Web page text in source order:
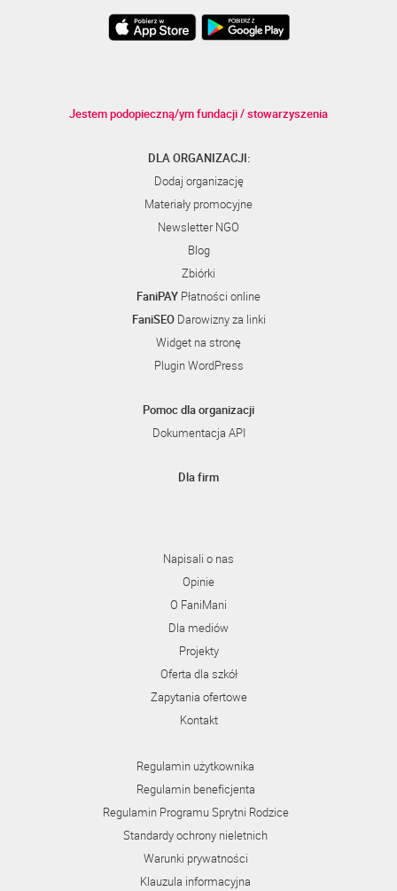
Jestem podopieczną/ym fundacji / stowarzyszenia
DLA ORGANIZACJI:
Dodaj organizację
Materiały promocyjne
Newsletter NGO
Blog
Zbiórki
FaniPAY Płatności online
FaniSEODarowizny za linki
Widget na stronę
Plugin WordPress
Pomoc dla organizacji
Dokumentacja API
Dla firm
Napisali o nas
Opinie
O FaniMani
Dla mediów
Projekty
Oferta dla szkół
Zapytania ofertowe
Kontakt
Regulamin użytkownika
Regulamin beneficjenta
Regulamin Programu Sprytni Rodzice
Standardy ochrony nieletnich
Warunki prywatności
Klauzula informacyjna